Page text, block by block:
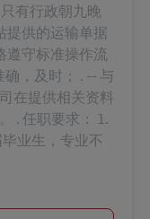
有行政朝九晚
提供的运输单据
遵守标准操作流
，及时； . -- 与
在提供相关资料
. 任职要求： 1.
业生，专业不